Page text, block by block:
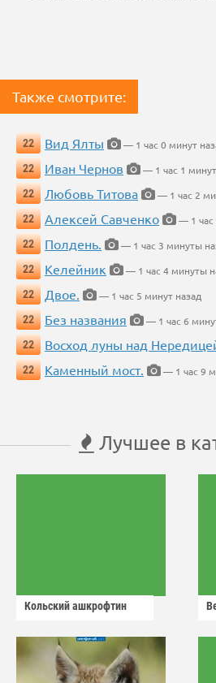
Также смотрите:
22 Вид Ялты
— 1 час 0 минут
22
Иван Чернов
— 1 час 1
22
Любовь Титова
— 1 час 2
22
Алексей Савченко
— 1 час
22
Полдень.
— 1 час 3 минуты
22
Келейник
— 1 час 4 минуты
22
Двое.
— 1 час 5 минут назад
22
Без названия
— 1 час 6
22
Восход луны над
22
Каменный мост. — 1 час 9
Лучшее в
Кольский ашкрофтин